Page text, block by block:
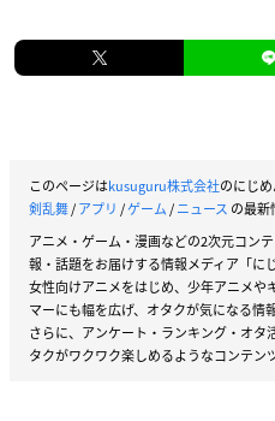
このページはkusuguru株式会社のにじ
剣乱舞/アプリ /ゲーム/ニュース の最新
アニメ・ゲーム・漫画などの2次元コン
報・話題をお届けする情報メディア「に
女性向けアニメをはじめ、少年アニメや
マーにも幅を広げ、オタクが気になる情
さらに、アンケート・ランキング・オタ
タクがワクワク楽しめるようなコンテン